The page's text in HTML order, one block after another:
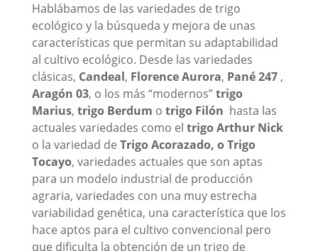
Hablábamos de las variedades de trigo
ecológico y la búsqueda y mejora de unas
características que permitan su adaptabilidad
al cultivo ecológico. Desde las variedades
clásicas, Candeal, Florence Aurora, Pané 247,
Aragón 03, o los más “modernos”trigo
Marius, trigo Berdum o trigo Filón hasta las
actuales variedades como el trigo Arthur Nick
o la variedad de Trigo Acorazado, o Trigo
Tocayo, variedades actuales que son aptas
para un modelo industrial de producción
agraria, variedades con una muy estrecha
variabilidad genética, una característica que los
hace aptos para el cultivo convencional pero
que dificulta la obtención de un trigo de